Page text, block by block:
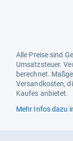
Alle Preise sind
Umsatzsteuer.
berechnet.
Versandkosten,
Kaufes anbietet.
Mehr Infos dazu